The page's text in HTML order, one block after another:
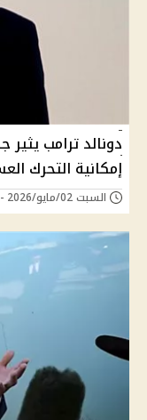
دونالد ترامب
إمكانية التحرك
السبت 02/مايو/2026 - 12:17 م